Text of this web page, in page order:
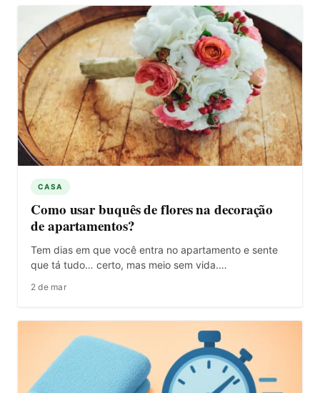
CASA
Como usar buquês de flores na decoração
de apartamentos?
Tem dias em que você entra no apartamento e sente
que tá tudo… certo, mas meio sem vida.…
2 de mar